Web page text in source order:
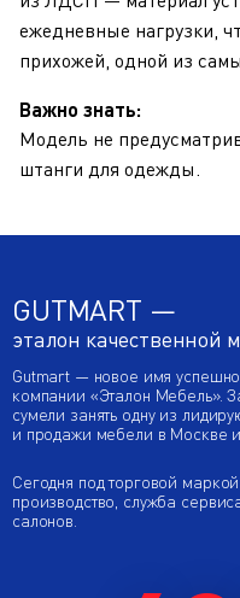
ежедневные нагрузки,
прихожей, одной из
Важно знать:
Модель не
штанги для одежды.
GUTMART —
эталон качественной
Gutmart — новое имя
компании «Эталон Мебель».
сумели занять одну из
и продажи мебели в Москве
Сегодня под торговой
производство, служба
салонов.